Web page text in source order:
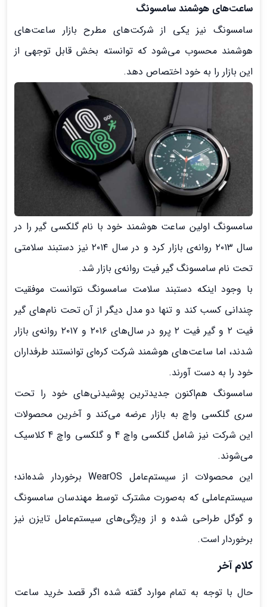
ساعت‌های هوشمند سامسونگ
سامسونگ نیز یکی از شرکت‌های مطرح بازار ساعت‌های
هوشمند محسوب می‌شود که توانسته بخش قابل توجهی از
این بازار را به خود اختصاص دهد.
سامسونگ اولین ساعت هوشمند خود با نام گلکسی گیر را در
سال ۲۰۱۳ روانه‌ی بازار کرد و در سال ۲۰۱۴ نیز دستبند سلامتی
تحت نام سامسونگ گیر فیت روانه‌ی بازار شد.
با وجود اینکه دستبند سلامت سامسونگ نتوانست موفقیت
چندانی کسب کند و تنها دو مدل دیگر از آن تحت نام‌های گیر
فیت ۲ و گیر فیت ۲ پرو در سال‌های ۲۰۱۶ و ۲۰۱۷ روانه‌ی بازار
شدند، اما ساعت‌های هوشمند شرکت کره‌ای توانستند طرفداران
خود را به دست آورند.
سامسونگ هم‌اکنون جدیدترین پوشیدنی‌های خود را تحت
سری گلکسی واچ به بازار عرضه می‌کند و آخرین محصولات
این شرکت نیز شامل گلکسی واچ 4 و گلکسی واچ 4 کلاسیک
می‌شوند.
این محصولات از سیستم‌عامل WearOS برخوردار شده‌‌اند؛
سیستم‌عاملی که به‌صورت مشترک توسط مهندسان سامسونگ
و گوگل طراحی شده و از ویژگی‌های سیستم‌عامل تایزن نیز
برخوردار است.
کلام آخر
حال با توجه به تمام موارد گفته شده اگر قصد خرید ساعت